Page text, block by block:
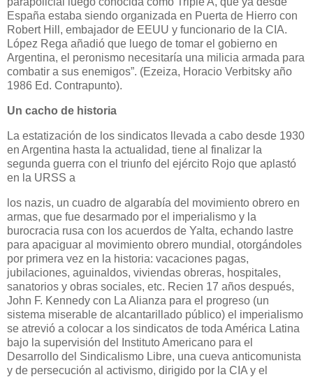
España estaba siendo organizada en Puerta de Hierro con
Robert Hill, embajador de EEUU y funcionario de la CIA.
López Rega añadió que luego de tomar el gobierno en
Argentina, el peronismo necesitaría una milicia armada para
combatir a sus enemigos”. (Ezeiza, Horacio Verbitsky año
1986 Ed. Contrapunto).
Un cacho de historia
La estatización de los sindicatos llevada a cabo desde 1930
en Argentina hasta la actualidad, tiene al finalizar la
segunda guerra con el triunfo del ejército Rojo que aplastó
en la URSS a
los nazis, un cuadro de algarabía del movimiento obrero en
armas, que fue desarmado por el imperialismo y la
burocracia rusa con los acuerdos de Yalta, echando lastre
para apaciguar al movimiento obrero mundial, otorgándoles
por primera vez en la historia: vacaciones pagas,
jubilaciones, aguinaldos, viviendas obreras, hospitales,
sanatorios y obras sociales, etc. Recien 17 años después,
John F. Kennedy con La Alianza para el progreso (un
sistema miserable de alcantarillado público) el imperialismo
se atrevió a colocar a los sindicatos de toda América Latina
bajo la supervisión del Instituto Americano para el
Desarrollo del Sindicalismo Libre, una cueva anticomunista
y de persecución al activismo, dirigido por la CIA y el